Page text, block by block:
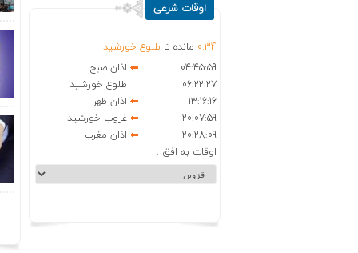
اوقات شرعی
0:34 مانده تا طلوع خورشید
04:45:59
اذان صبح
06:22:27
طلوع خورشید
13:16:16
اذان ظهر
20:07:59
غروب خورشید
20:28:09
اذان مغرب
اوقات به افق :